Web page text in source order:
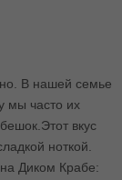
В нашей семье
мы часто их
вкус
ноткой.
Диком Крабе: